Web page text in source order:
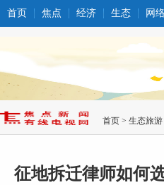
首页 焦点 经济 生态 网
首页 > 生态旅游
征地拆迁律师如何